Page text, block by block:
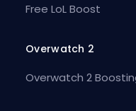
Free LoL Boost
Overwatch 2
Overwatch 2